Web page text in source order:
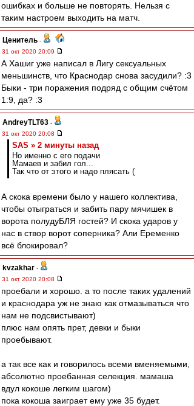
ошибках и больше не повторять. Нельзя с
таким настроем выходить на матч.
Ценитель -
31 окт 2020 20:09
А Хашиг уже написал в Лигу сексуальных
меньшинств, что Краснодар снова засудили? :3
Быки - три поражения подряд с общим счётом
1:9, да? :3
AndreyTLT63 -
31 окт 2020 20:08
SAS » 2 минуты назад
Но именно с его подачи
Мамаев и забил гол...
Так что от этого и надо плясать (
А скока времени было у нашего коллектива,
чтобы отыграться и забить пару мячишек в
ворота полудуБЛЯ гостей? И скока ударов у
нас в створ ворот соперника? Али Еременко
всё блокировал?
kvzakhar -
31 окт 2020 20:08
проебали и хорошо. а то после таких удалений
и краснодара уж не знаю как отмазываться что
нам не подсвистывают)
плюс нам опять прет, девки и быки
проебывают.
а так все как и говорилось всеми вменяемыми,
абсолютно проебанная селекция. мамаша
вдул кокоше легким шагом)
пока кокоша заиграет ему уже 35 будет.